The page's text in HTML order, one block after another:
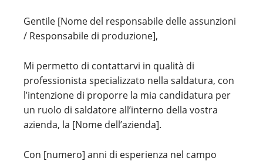
Gentile [Nome del responsabile delle assunzioni
/ Responsabile di produzione],
Mi permetto di contattarvi in qualità di
professionista specializzato nella saldatura, con
l’intenzione di proporre la mia candidatura per
un ruolo di saldatore all’interno della vostra
azienda, la [Nome dell’azienda].
Con [numero] anni di esperienza nel campo